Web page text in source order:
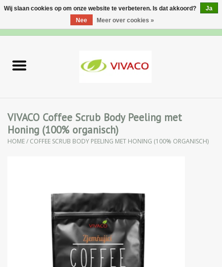
Lichaamsverzorging
Huidproblemen
VIVACO Coffee Scrub Body Peeling met
Honing (100% organisch)
HOME/ COFFEE SCRUB BODY PEELING MET HONING (100% ORGANISCH)
Wij slaan cookies op om onze website te verbeteren. Is dat akkoord?
Ja
Nee
Meer over cookies »